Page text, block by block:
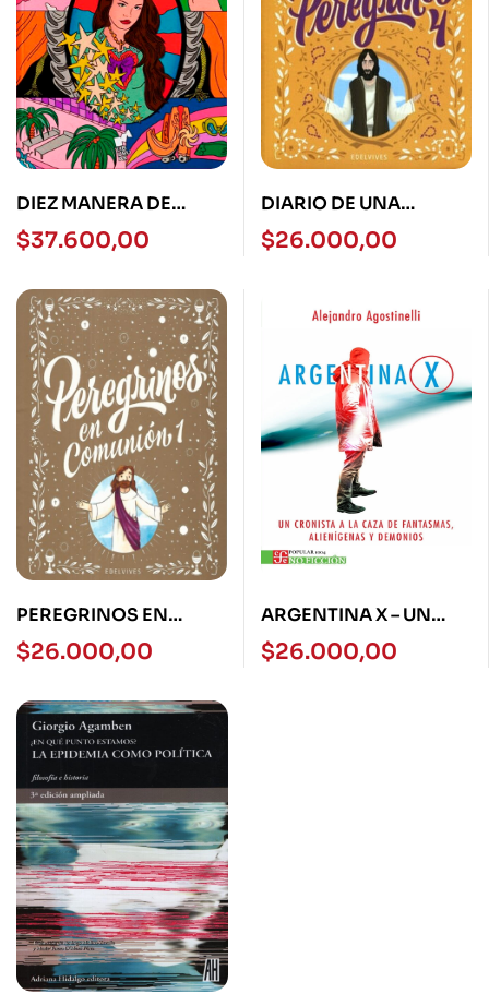
DIEZ MANERA DE
AMAR A LANA DEL REY
UNA INVESTI
$37.600,00
DIARIO DE UNA
REVELACION 4 –
PEREGRINOS
$26.000,00
PEREGRINOS EN
COMUNION –
PEREGRINOS
$26.000,00
ARGENTINA X – UN
CRONISTA A LA CAZA
DE FANTASMAS,
$26.000,00